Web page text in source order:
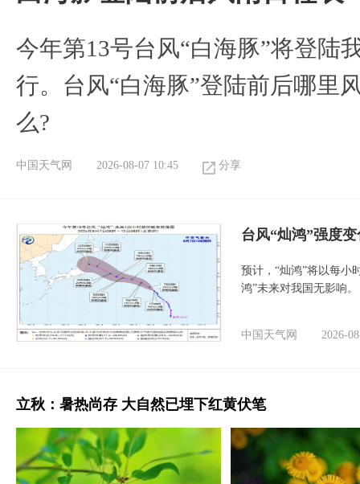
今年第13号台风“白海豚”将登陆
行。台风“白海豚”登陆前后哪里
么?
中国天气网 2026-08-07 10:45 分享
台风“灿鸿”强度
预计，“灿鸿”将以每小
鸿”未来对我国无影响。
中国天气网 2026-
立秋：暑热尚存 大自然已埋下红黄伏笔